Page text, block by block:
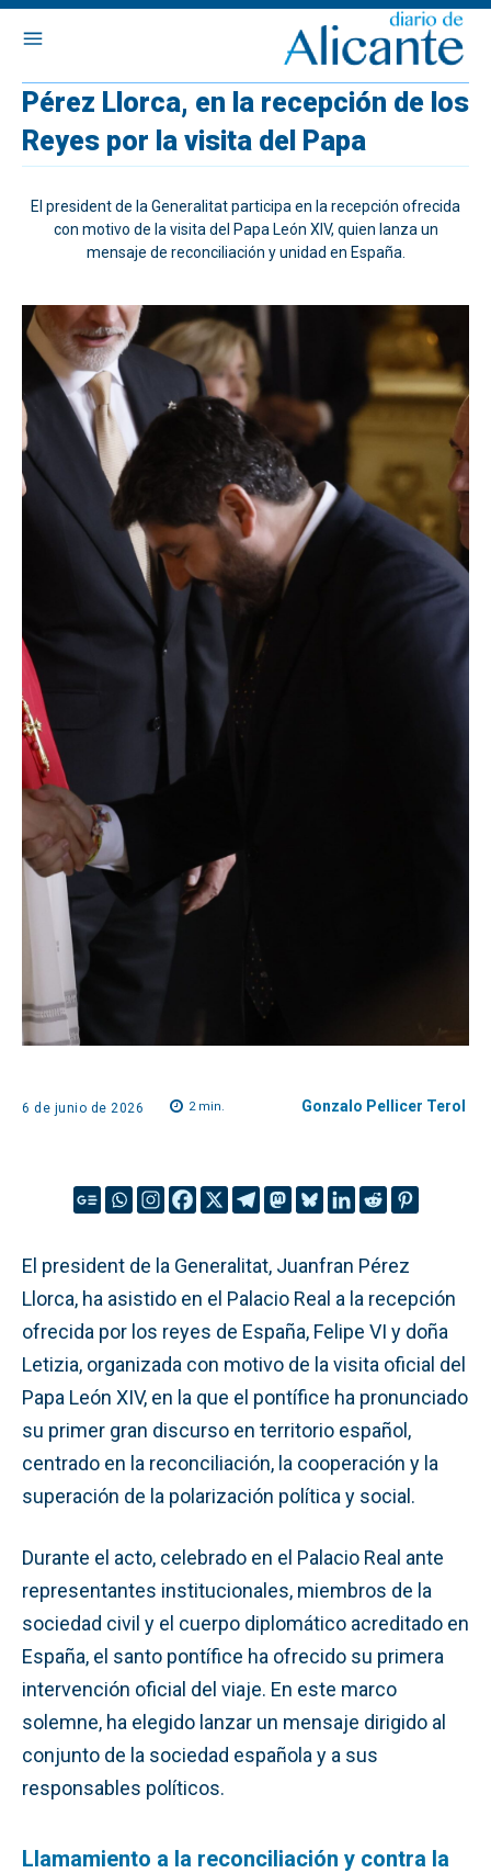
Pérez Llorca, en la recepción de los
Reyes por la visita del Papa
El president de la Generalitat participa en la recepción ofrecida
con motivo de la visita del Papa León XIV, quien lanza un
mensaje de reconciliación y unidad en España.
6 de junio de 2026 2min. Gonzalo Pellicer Terol
El president de la Generalitat, Juanfran Pérez
Llorca, ha asistido en el Palacio Real a la recepción
ofrecida por los reyes de España, Felipe VI y doña
Letizia, organizada con motivo de la visita oficial del
Papa León XIV, en la que el pontífice ha pronunciado
su primer gran discurso en territorio español,
centrado en la reconciliación, la cooperación y la
superación de la polarización política y social.
Durante el acto, celebrado en el Palacio Real ante
representantes institucionales, miembros de la
sociedad civil y el cuerpo diplomático acreditado en
España, el santo pontífice ha ofrecido su primera
intervención oficial del viaje. En este marco
solemne, ha elegido lanzar un mensaje dirigido al
conjunto de la sociedad española y a sus
responsables políticos.
Llamamiento a la reconciliación y contra la